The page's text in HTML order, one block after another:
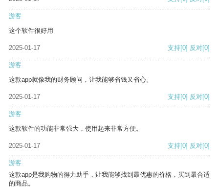
游客
这个软件很好用
2025-01-17 支持[0] 反对[0]
游客
这款app就像我的财务顾问，让我能够省钱又省心。
2025-01-17 支持[0] 反对[0]
游客
这款软件的功能非常强大，使用起来非常方便。
2025-01-17 支持[0] 反对[0]
游客
这款app是我购物的得力助手，让我能够找到最优惠的价格，买到最合适
的商品。